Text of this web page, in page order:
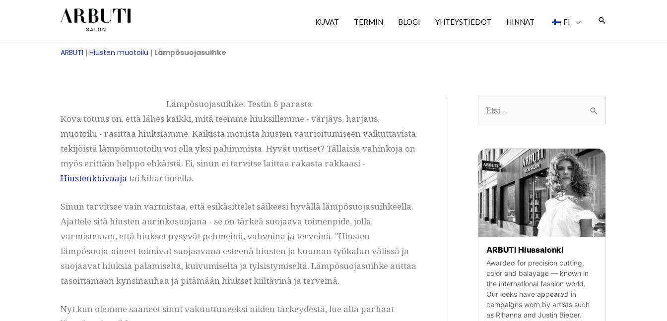
KUVAT TERMIN BLOGI YHTEYSTIEDOT HINNAT FI Etsi
ARBUTI | Hiusten muotoilu | Lämpösuojasuihke
Lämpösuojasuihke: Testin 6 parasta
Kova totuus on, että lähes kaikki, mitä teemme hiuksillemme - värjäys, harjaus,
muotoilu - rasittaa hiuksiamme. Kaikista monista hiusten vaurioitumiseen vaikuttavista
tekijöistä lämpömuotoilu voi olla yksi pahimmista. Hyvät uutiset? Tällaisia vahinkoja on
myös erittäin helppo ehkäistä. Ei, sinun ei tarvitse laittaa rakasta rakkaasi -
Hiustenkuivaaja tai kihartimella.
Sinun tarvitsee vain varmistaa, että esikäsittelet säikeesi hyvällä lämpösuojasuihkeella.
Ajattele sitä hiusten aurinkosuojana - se on tärkeä suojaava toimenpide, jolla
varmistetaan, että hiukset pysyvät pehmeinä, vahvoina ja terveinä. "Hiusten
lämpösuoja-aineet toimivat suojaavana esteenä hiusten ja kuuman työkalun välissä ja
suojaavat hiuksia palamiselta, kuivumiselta ja tylsistymiseltä. Lämpösuojasuihke auttaa
tasoittamaan kynsinauhaa ja pitämään hiukset kiiltävinä ja terveinä.
Nyt kun olemme saaneet sinut vakuuttuneeksi niiden tärkeydestä, lue alta parhaat
:
ARBUTI Hiussalonki
Awarded for precision cutting,
color and balayage — known in
the international fashion world.
Our looks have appeared in
campaigns worn by artists such
as Rihanna and Justin Bieber.